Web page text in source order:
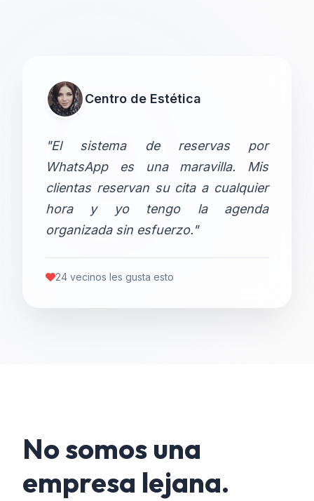
Centro de Estética
"El sistema de reservas por
WhatsApp es una maravilla. Mis
clientas reservan su cita a cualquier
hora y yo tengo la agenda
organizada sin esfuerzo."
24 vecinos les gusta esto
No somos una
empresa lejana.